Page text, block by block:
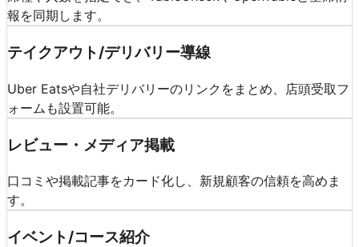
報を同期します。
テイクアウト/デリバリー導線
Uber Eatsや自社デリバリーのリンクをまとめ、店頭受取フ
ォームも設置可能。
レビュー・メディア掲載
口コミや掲載記事をカード化し、新規顧客の信頼を高めま
す。
イベント/コース紹介